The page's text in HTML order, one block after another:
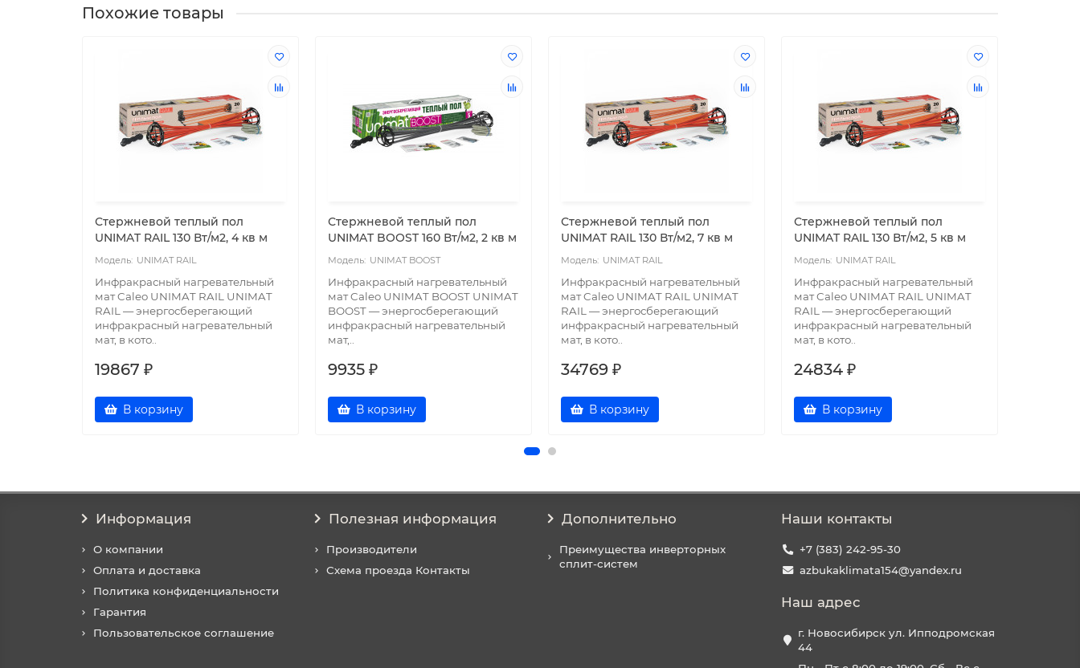
Похожие товары
Стержневой теплый пол
UNIMAT RAIL 130 Вт/м2, 4 кв м
UNIMAT RAIL
Инфракрасный нагревательный
мат Caleo UNIMAT RAIL UNIMAT
RAIL — энергосберегающий
инфракрасный нагревательный
мат, в кото..
19867 ₽
В корзину
Стержневой теплый пол
UNIMAT BOOST 160 Вт/м2, 2 кв м
UNIMAT BOOST
Инфракрасный нагревательный
мат Caleo UNIMAT BOOST UNIMAT
BOOST — энергосберегающий
инфракрасный нагревательный
мат,..
9935 ₽
В корзину
Стержневой теплый пол
UNIMAT RAIL 130 Вт/м2, 7 кв м
UNIMAT RAIL
Инфракрасный нагревательный
мат Caleo UNIMAT RAIL UNIMAT
RAIL — энергосберегающий
инфракрасный нагревательный
мат, в кото..
34769 ₽
В корзину
Стержневой теплый пол
UNIMAT RAIL 130 Вт/м2, 5 кв м
UNIMAT RAIL
Инфракрасный нагревательный
мат Caleo UNIMAT RAIL UNIMAT
RAIL — энергосберегающий
инфракрасный нагревательный
мат, в кото..
24834 ₽
В корзину
Информация
О компании
Оплата и доставка
Политика конфиденциальности
Гарантия
Пользовательское соглашение
Полезная информация
Производители
Схема проезда Контакты
Дополнительно
Преимущества инверторных
сплит-систем
Наши контакты
+7 (383) 242-95-30
azbukaklimata154@yandex.ru
Наш адрес
г. Новосибирск ул. Ипподромская
44